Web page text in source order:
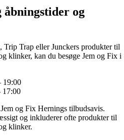
og
Trap eller Junckers produkter til
klinker, kan du besøge Jem og Fix i
19:00
17:00
og Fix Hernings tilbudsavis.
og inkluderer ofte produkter til
klinker.